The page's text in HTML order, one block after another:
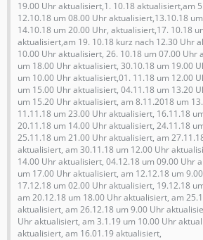
19.00 Uhr aktualisiert,1. 10.18 aktualisiert,am
12.10.18 um 08.00 Uhr aktualisiert,13.10.18
14.10.18 um 20.00 Uhr, aktualisiert,17. 10.18
aktualisiert,am 19. 10.18 kurz nach 12.30 Uhr
10.00 Uhr aktualisiert, 26. 10.18 um 07.00 Uhr
um 18.00 Uhr aktualisiert, 30.10.18 um 19.00
um 10.00 Uhr aktualisiert,01. 11.18 um 12.00
um 15.00 Uhr aktualisiert, 04.11.18 um 13.20
um 15.20 Uhr aktualisiert, am 8.11.2018 um
11.11.18 um 23.00 Uhr aktualisiert, 16.11.18
20.11.18 um 14.00 Uhr aktualisiert, 24.11.18
25.11.18 um 21.00 Uhr aktualisiert, am
aktualisiert, am 30.11.18 um 12.00 Uhr
14.00 Uhr aktualisiert, 04.12.18 um 09.00 Uhr
um 17.00 Uhr aktualisiert, am 12.12.18 um
17.12.18 um 02.00 Uhr aktualisiert, 19.12.18
am 20.12.18 um 18.00 Uhr aktualisiert, am
aktualisiert, am 26.12.18 um 9.00 Uhr
Uhr aktualisiert, am 3.1.19 um 10.00 Uhr
aktualisiert, am 16.01.19 aktualisiert,